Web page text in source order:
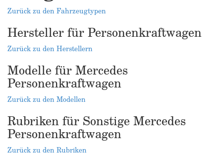
Zurück zu den Fahrzeugtypen
Hersteller für Personenkraftwagen
Zurück zu den Herstellern
Modelle für Mercedes
Personenkraftwagen
Zurück zu den Modellen
Rubriken für Sonstige Mercedes
Personenkraftwagen
Zurück zu den Rubriken